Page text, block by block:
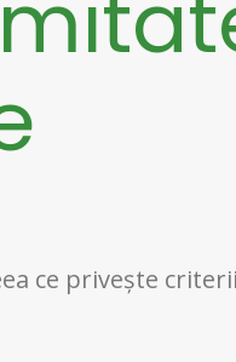
ce privește